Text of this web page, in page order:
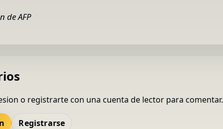
de AFP
o registrarte con una cuenta de lector para comentar.
Registrarse